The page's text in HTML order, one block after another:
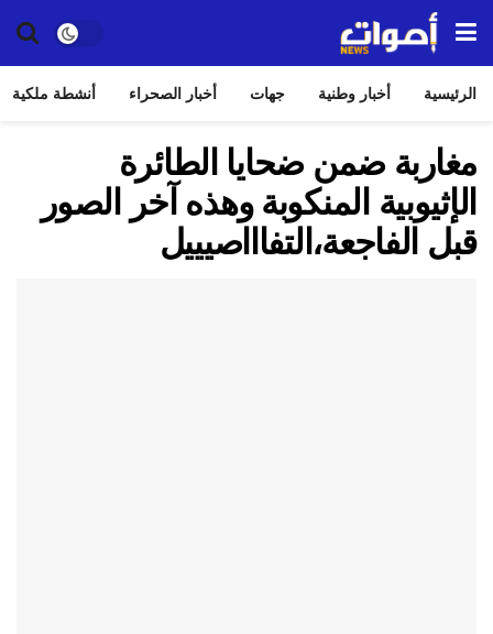
الرئيسية أخبار وطنية جهات أخبار الصحراء أنشطة ملكية
مغاربة ضمن ضحايا الطائرة
الإثيوبية المنكوبة وهذه آخر الصور
قبل الفاجعة،التفاااصيييل